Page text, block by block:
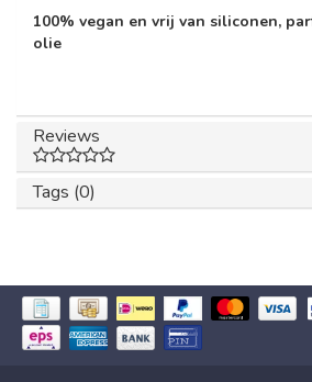
100% vegan en vrij van siliconen,
olie
Reviews
Tags (0)